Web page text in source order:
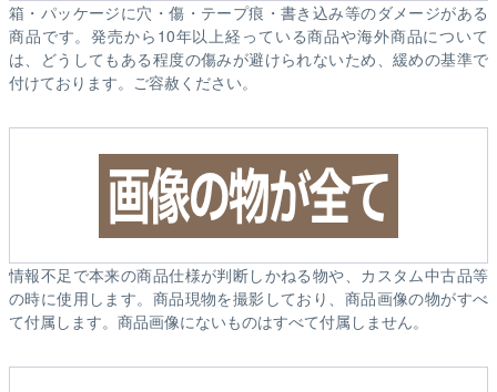
箱・パッケージに穴・傷・テープ痕・書き込み等のダメージがある
商品です。発売から10年以上経っている商品や海外商品について
は、どうしてもある程度の傷みが避けられないため、緩めの基準で
付けております。ご容赦ください。
情報不足で本来の商品仕様が判断しかねる物や、カスタム中古品等
の時に使用します。商品現物を撮影しており、商品画像の物がすべ
て付属します。商品画像にないものはすべて付属しません。